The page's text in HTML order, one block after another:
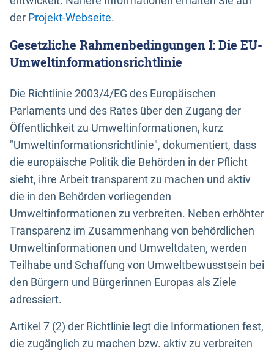
der Projekt-Webseite.
Gesetzliche Rahmenbedingungen I: Die EU-
Umweltinformationsrichtlinie
Die Richtlinie 2003/4/EG des Europäischen
Parlaments und des Rates über den Zugang der
Öffentlichkeit zu Umweltinformationen, kurz
"Umweltinformationsrichtlinie", dokumentiert, dass
die europäische Politik die Behörden in der Pflicht
sieht, ihre Arbeit transparent zu machen und aktiv
die in den Behörden vorliegenden
Umweltinformationen zu verbreiten. Neben erhöhter
Transparenz im Zusammenhang von behördlichen
Umweltinformationen und Umweltdaten, werden
Teilhabe und Schaffung von Umweltbewusstsein bei
den Bürgern und Bürgerinnen Europas als Ziele
adressiert.
Artikel 7 (2) der Richtlinie legt die Informationen fest,
die zugänglich zu machen bzw. aktiv zu verbreiten